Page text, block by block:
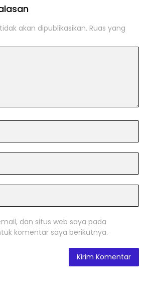
akan dipublikasikan. Ruas yang
dan situs web saya pada
komentar saya berikutnya.